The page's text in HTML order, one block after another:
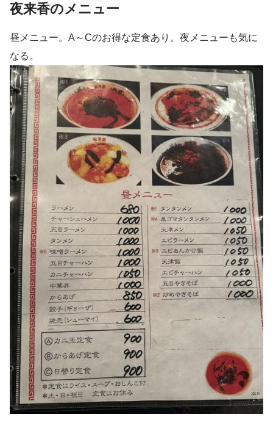
夜来香のメニュー
昼メニュー。A～Cのお得な定食あり。夜メニューも気に
なる。